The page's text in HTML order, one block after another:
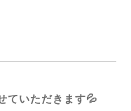
いただきます💦